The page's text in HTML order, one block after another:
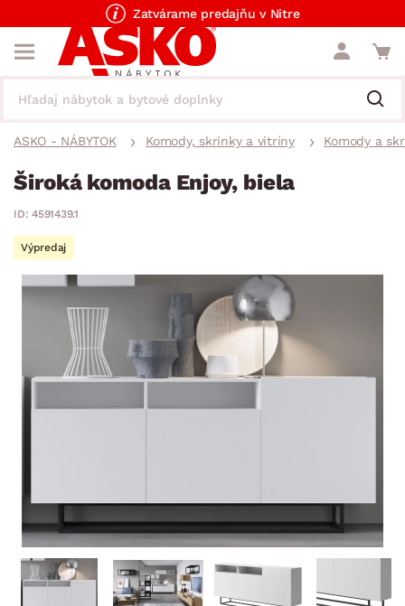
Zatvárame predajňu v Nitre
ASKO - NÁBYTOK Komody, skrinky a vitríny Komody a
Široká komoda Enjoy, biela
ID: 4591439.1
Výpredaj